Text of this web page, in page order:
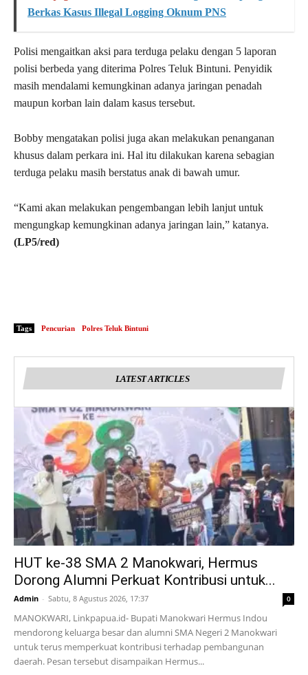
Berkas Kasus Illegal Logging Oknum PNS
Polisi mengaitkan aksi para terduga pelaku dengan 5 laporan
polisi berbeda yang diterima Polres Teluk Bintuni. Penyidik
masih mendalami kemungkinan adanya jaringan penadah
maupun korban lain dalam kasus tersebut.
Bobby mengatakan polisi juga akan melakukan penanganan
khusus dalam perkara ini. Hal itu dilakukan karena sebagian
terduga pelaku masih berstatus anak di bawah umur.
“Kami akan melakukan pengembangan lebih lanjut untuk
mengungkap kemungkinan adanya jaringan lain,” katanya.
(LP5/red)
Tags Pencurian Polres Teluk Bintuni
LATEST ARTICLES
HUT ke-38 SMA 2 Manokwari, Hermus
Dorong Alumni Perkuat Kontribusi untuk...
Admin - Sabtu, 8 Agustus 2026, 17:37 0
MANOKWARI, Linkpapua.id- Bupati Manokwari Hermus Indou
mendorong keluarga besar dan alumni SMA Negeri 2 Manokwari
untuk terus memperkuat kontribusi terhadap pembangunan
daerah. Pesan tersebut disampaikan Hermus...